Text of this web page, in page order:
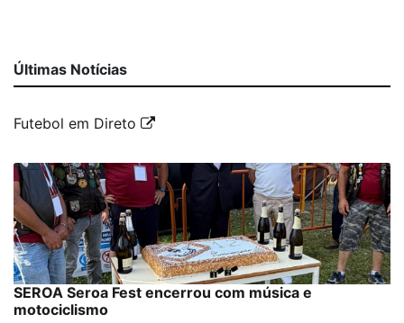
Últimas Notícias
Futebol em Direto
SEROA Seroa Fest encerrou com música e
motociclismo